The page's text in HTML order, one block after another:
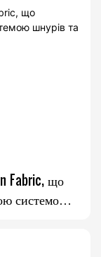
Fabric, що
системою